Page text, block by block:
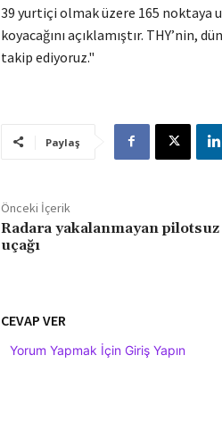
39 yurtiçi olmak üzere 165 noktaya
koyacağını açıklamıştır. THY’nin,
takip ediyoruz."
Paylaş
Önceki İçerik
Radara yakalanmayan pilotsuz
uçağı
CEVAP VER
Yorum Yapmak İçin Giriş Yapın